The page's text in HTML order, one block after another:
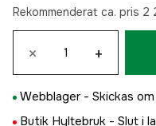
Rekommenderat ca. pris 2
× +
Webblager - Skickas
Butik Hyltebruk - Slut i